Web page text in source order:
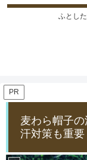
ふとし
PR
麦わら帽子
汗対策も重要